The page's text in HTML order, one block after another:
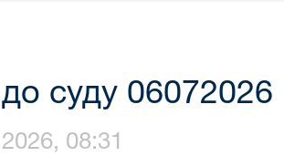
суду 06072026
08:31